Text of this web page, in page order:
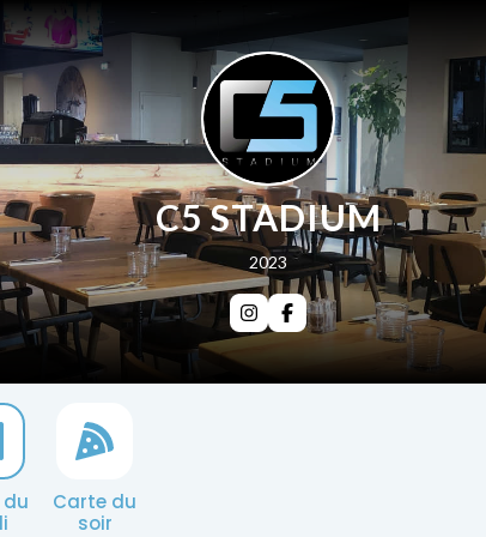
C5 STADIUM
2023
Carte du
soir